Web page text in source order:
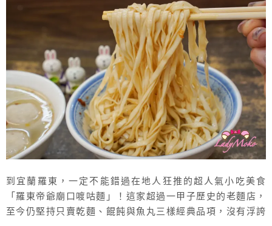
到宜蘭羅東，一定不能錯過在地人狂推的超人氣小吃美食
「羅東帝爺廟口喥咕麵」！這家超過一甲子歷史的老麵店，
至今仍堅持只賣乾麵、餛飩與魚丸三樣經典品項，沒有浮誇